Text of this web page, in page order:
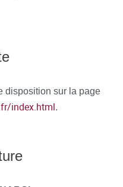
disposition sur la page
index.html.